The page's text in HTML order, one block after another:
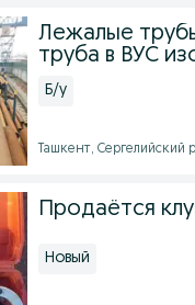
Лежалые
труба в ВУС
Б/у
Ташкент, Сергелийский
Продаётся
Новый